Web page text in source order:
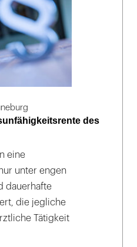
des
eine
unter engen
dauerhafte
die jegliche
Tätigkeit